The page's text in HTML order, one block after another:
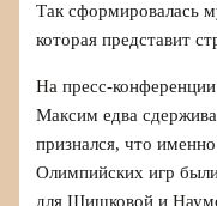
Так сформировалась
которая представит
На пресс-
Максим едва
признался, что
Олимпийских игр
для Шишковой и